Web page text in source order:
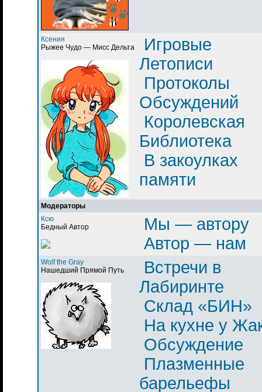
Ксения
Рыжее Чудо — Мисс Дельта
Игровые
Летописи
Протоколы
Обсуждений
Королевская
Библиотека
В закоулках
памяти
Модераторы
Ксю
Бедный Автор
Мы — автору
Автор — нам
Wolf the Gray
Нашедший Прямой Путь
Встречи в
Лабиринте
Склад «БИН»
На кухне у
Обсуждение
Плазменные
барельефы